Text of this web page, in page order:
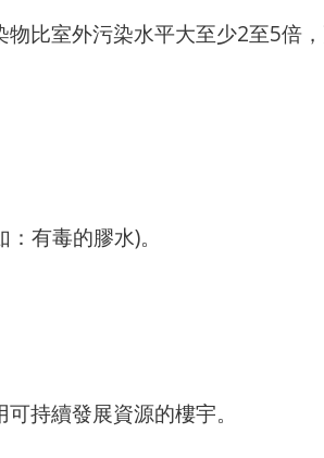
比室外污染水平大至少2至5倍
有毒的膠水)。
持續發展資源的樓宇。